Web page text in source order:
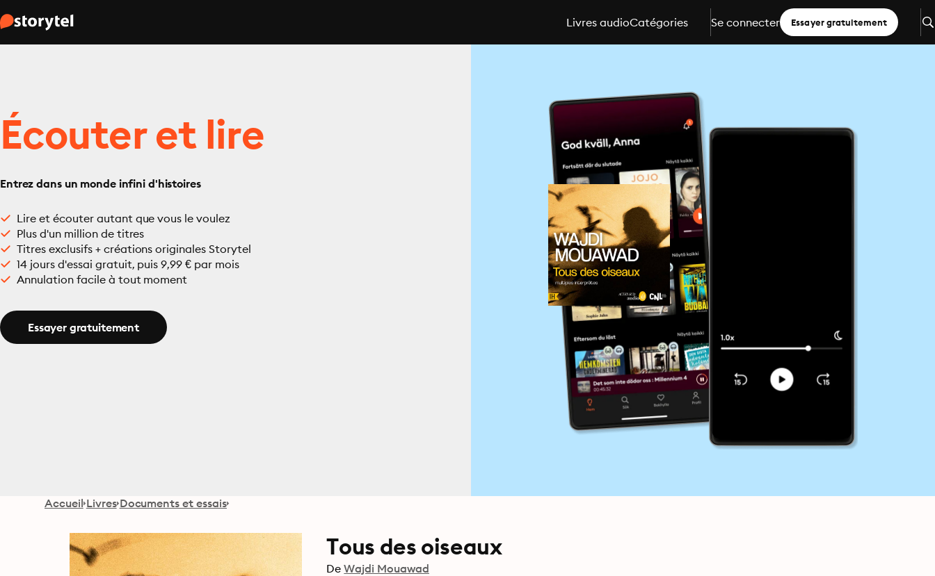
Livres audioCatégories Se connecter Essayer gratuitement
Écouter et lire
Entrez dans un monde infini d'histoires
Lire et écouter autant que vous le voulez
Plus d'un million de titres
Titres exclusifs + créations originales Storytel
14 jours d'essai gratuit, puis 9,99 € par mois
Annulation facile à tout moment
Essayer gratuitement
Accueil Livres Documents et essais
Tous des oiseaux
De Wajdi Mouawad